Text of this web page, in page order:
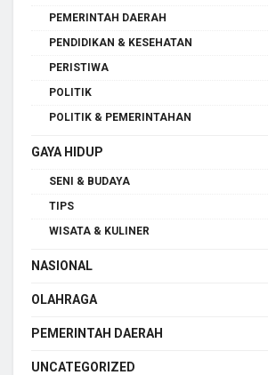
PEMERINTAH DAERAH
PENDIDIKAN & KESEHATAN
PERISTIWA
POLITIK
POLITIK & PEMERINTAHAN
GAYA HIDUP
SENI & BUDAYA
TIPS
WISATA & KULINER
NASIONAL
OLAHRAGA
PEMERINTAH DAERAH
UNCATEGORIZED